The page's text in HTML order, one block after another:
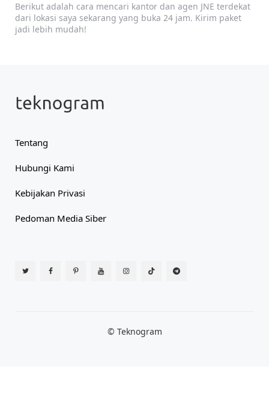
Berikut adalah cara mencari kantor dan agen JNE terdekat
dari lokasi saya sekarang yang buka 24 jam. Kirim paket
jadi lebih mudah!
Tentang
Hubungi Kami
Kebijakan Privasi
Pedoman Media Siber
© Teknogram